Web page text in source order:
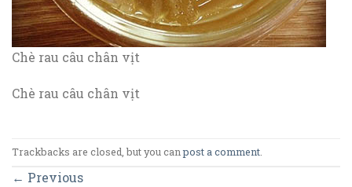
Chè rau câu chân vịt
Chè rau câu chân vịt
Trackbacks are closed, but you canpost a comment
← Previous